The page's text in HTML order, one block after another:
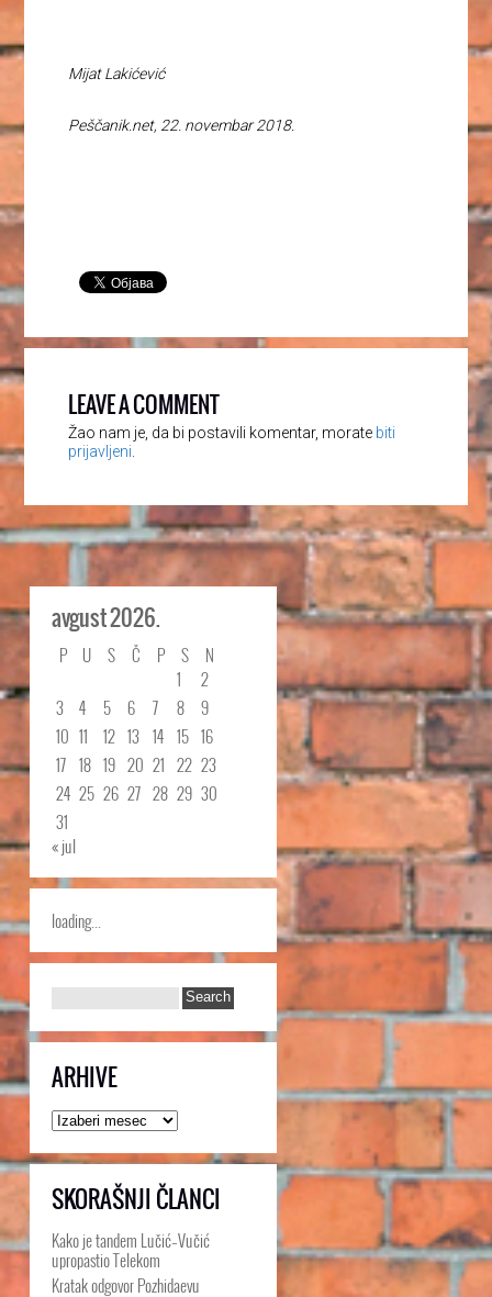
Mijat Lakićević
Peščanik.net, 22. novembar 2018.
LEAVE A COMMENT
Žao nam je, da bi postavili komentar, morate biti
prijavljeni
avgust 2026.
P U S Č P S
N
1
2
3
4 5 6 7 8
9
10 11 12 13 14 15 16
17 18 19 20 21 22 23
24 25 26 27 28 29 30
31
« jul
loading...
ARHIVE
Arhive
SKORAŠNJI ČLANCI
Kako je tandem Lučić–Vučić
upropastio Telekom
Kratak odgovor Pozhidaevu